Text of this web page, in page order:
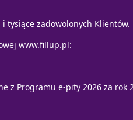
tysiące zadowolonych Klientów.
www.fillup.pl:
z Programu e-pity 2026 za rok